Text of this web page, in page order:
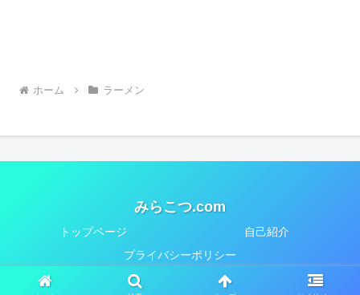
ホーム ラーメン
みらこつ.com
トップページ
自己紹介
プライバシーポリシー
© 2018-2026 みらこつ.com.